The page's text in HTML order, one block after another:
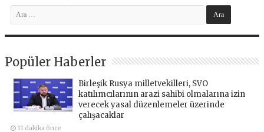
Popüler Haberler
Birleşik Rusya milletvekilleri, SVO
katılımcılarının arazi sahibi olmalarına izin
verecek yasal düzenlemeler üzerinde
çalışacaklar
11 dakika önce